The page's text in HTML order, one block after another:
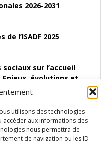
utilisons des technologies
accéder aux informations des
nous permettra de
de navigation ou les ID
2026-2031
l’ISADF 2025
sur l’accueil
Enjeux, évolutions et
d’emploi (SAACE)